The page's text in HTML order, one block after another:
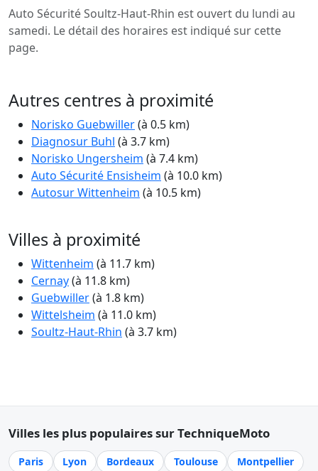
Auto Sécurité Soultz-Haut-Rhin est ouvert du lundi au
samedi. Le détail des horaires est indiqué sur cette
page.
Autres centres à proximité
Norisko Guebwiller(à 0.5 km)
Diagnosur Buhl (à 3.7 km)
Norisko Ungersheim (à 7.4 km)
Auto Sécurité Ensisheim (à 10.0 km)
Autosur Wittenheim (à 10.5 km)
Villes à proximité
Wittenheim (à 11.7 km)
Cernay(à 11.8 km)
Guebwiller(à 1.8 km)
Wittelsheim (à 11.0 km)
Soultz-Haut-Rhin (à 3.7 km)
Villes les plus populaires sur TechniqueMoto
Paris Lyon Bordeaux Toulouse Montpellier